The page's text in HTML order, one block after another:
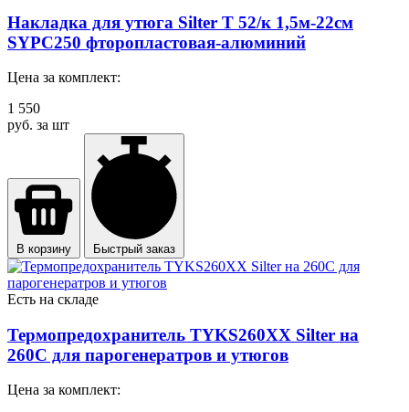
Накладка для утюга Silter Т 52/к 1,5м-22см
SYPC250 фторопластовая-алюминий
Цена за комплект:
1 550
руб. за шт
В корзину Быстрый заказ
Есть на складе
Термопредохранитель TYKS260XX Silter на
260С для парогенератров и утюгов
Цена за комплект: